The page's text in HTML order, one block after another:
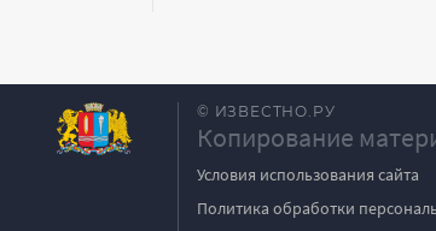
© ИЗВЕСТНО.РУ
Копирование
Условия использования сайта
Политика обработки